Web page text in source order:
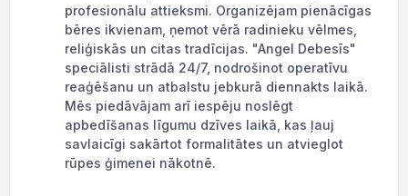
profesionālu attieksmi. Organizējam pienācīgas
bēres ikvienam, ņemot vērā radinieku vēlmes,
reliģiskās un citas tradīcijas. "Angel Debesīs"
speciālisti strādā 24/7, nodrošinot operatīvu
reaģēšanu un atbalstu jebkurā diennakts laikā.
Mēs piedāvājam arī iespēju noslēgt
apbedīšanas līgumu dzīves laikā, kas ļauj
savlaicīgi sakārtot formalitātes un atvieglot
rūpes ģimenei nākotnē.